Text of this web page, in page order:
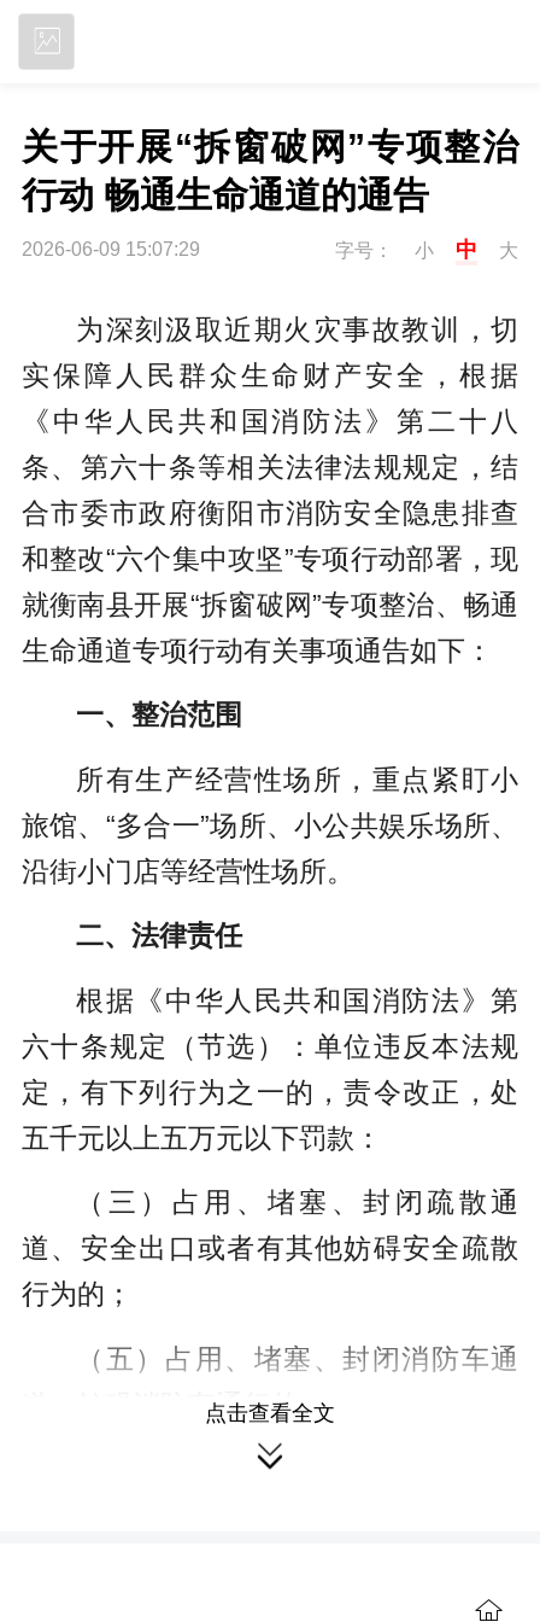
关于开展“拆窗破网”专项整治
行动 畅通生命通道的通告
2026-06-09 15:07:29 字号： 小 中 大
为深刻汲取近期火灾事故教训，切
实保障人民群众生命财产安全，根据
《中华人民共和国消防法》第二十八
条、第六十条等相关法律法规规定，结
合市委市政府衡阳市消防安全隐患排查
和整改“六个集中攻坚”专项行动部署，现
就衡南县开展“拆窗破网”专项整治、畅通
生命通道专项行动有关事项通告如下：
一、整治范围
所有生产经营性场所，重点紧盯小
旅馆、“多合一”场所、小公共娱乐场所、
沿街小门店等经营性场所。
二、法律责任
根据《中华人民共和国消防法》第
六十条规定（节选）：单位违反本法规
定，有下列行为之一的，责令改正，处
五千元以上五万元以下罚款：
（三）占用、堵塞、封闭疏散通
道、安全出口或者有其他妨碍安全疏散
行为的；
（五）占用、堵塞、封闭消防车通
道，妨碍消防车通行的；
（六）人员密集场所门窗设置影响
点击查看全文
